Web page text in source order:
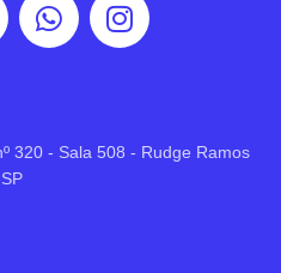
320 - Sala 508 - Rudge Ramos